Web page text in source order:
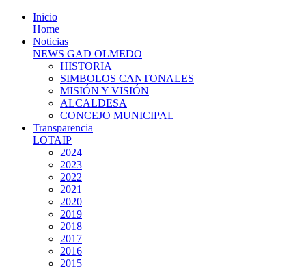
Inicio
Home
Noticias
NEWS GAD OLMEDO
HISTORIA
SIMBOLOS CANTONALES
MISIÓN Y VISIÓN
ALCALDESA
CONCEJO MUNICIPAL
Transparencia
LOTAIP
2024
2023
2022
2021
2020
2019
2018
2017
2016
2015